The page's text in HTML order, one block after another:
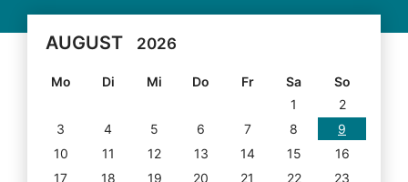
AUGUST 2026
Mo Di Mi Do Fr Sa
So
1
2
3
4 5 6 7 8
9
10
11 12 13 14 15
16
17
18 19 20 21 22
23